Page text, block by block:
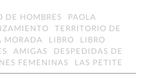
DE HOMBRES
PAOLA
TERRITORIO DE
MORADA LIBRO
LIBRO
AMIGAS
DESPEDIDAS DE
FEMENINAS LAS PETITE